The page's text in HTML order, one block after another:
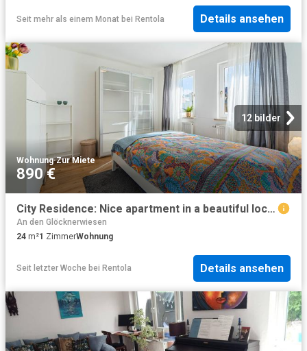
Seit mehr als einem Monat bei Rentola Details ansehen
12 bilder
Wohnung·Zur Miete
890 €
City Residence: Nice apartment in a beautiful location in Bad Homburg – euhabitat
An den Glöcknerwiesen
24 m²1 ZimmerWohnung
Seit letzter Woche bei Rentola Details ansehen